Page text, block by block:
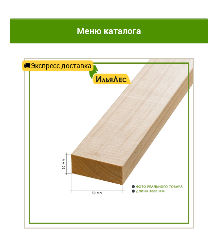
Меню каталога
Экспресс доставка